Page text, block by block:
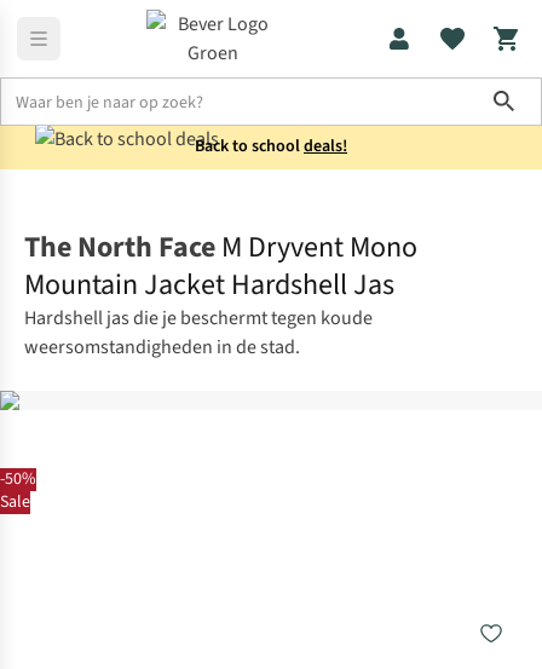
Back to schooldeals!
-50%
Sale
The North Face M Dryvent Mono
Mountain Jacket Hardshell Jas
Hardshell jas die je beschermt tegen koude
weersomstandigheden in de stad.